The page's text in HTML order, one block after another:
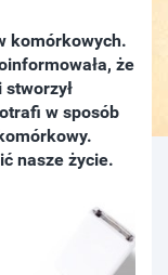
komórkowych.
że
stworzył
w sposób
nasze życie.